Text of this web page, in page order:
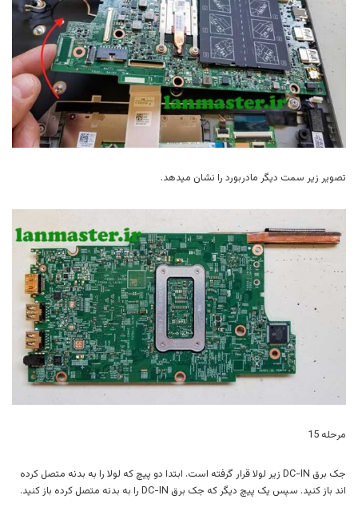
تصویر زیر سمت دیگر مادربورد را نشان میدهد.
مرحله 15
جک برق DC-IN زیر لولا قرار گرفته است. ابتدا دو پیچ که لولا را به بدنه متصل کرده
اند باز کنید. سپس یک پیچ دیگر که جک برق DC-IN را به بدنه متصل کرده باز کنید.